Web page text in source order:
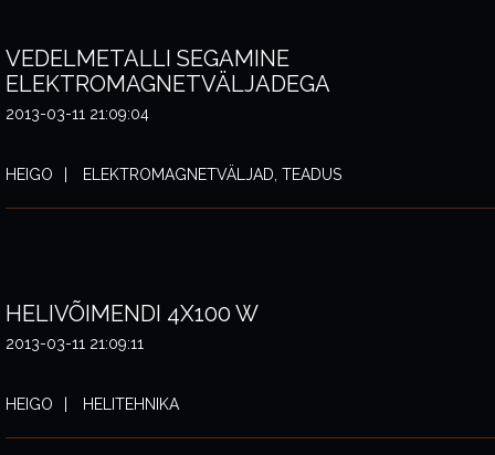
VEDELMETALLI SEGAMINE
ELEKTROMAGNETVÄLJADEGA
2013-03-11 21:09:04
HEIGO ELEKTROMAGNETVÄLJAD, TEADUS
HELIVÕIMENDI 4X100 W
2013-03-11 21:09:11
HEIGO HELITEHNIKA